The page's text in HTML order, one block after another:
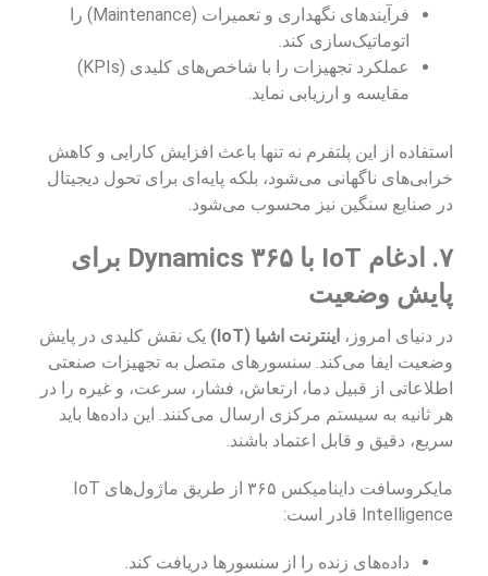
فرآیندهای نگهداری و تعمیرات (Maintenance) را
اتوماتیک‌سازی کند.
عملکرد تجهیزات را با شاخص‌های کلیدی (KPIs)
مقایسه و ارزیابی نماید.
استفاده از این پلتفرم نه تنها باعث افزایش کارایی و کاهش
خرابی‌های ناگهانی می‌شود، بلکه پایه‌ای برای تحول دیجیتال
در صنایع سنگین نیز محسوب می‌شود.
۷. ادغام IoT با Dynamics ۳۶۵ برای
پایش وضعیت
در دنیای امروز، اینترنت اشیا (IoT)
یک نقش کلیدی در پایش
وضعیت ایفا می‌کند. سنسورهای متصل به تجهیزات صنعتی
اطلاعاتی از قبیل دما، ارتعاش، فشار، سرعت، و غیره را در
هر ثانیه به سیستم مرکزی ارسال می‌کنند. این داده‌ها باید
سریع، دقیق و قابل اعتماد باشند.
مایکروسافت داینامیکس ۳۶۵ از طریق ماژول‌های IoT
Intelligence قادر است:
داده‌های زنده را از سنسورها دریافت کند.